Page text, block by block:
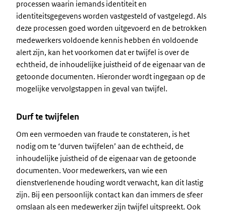
processen waarin iemands identiteit en
identiteitsgegevens worden vastgesteld of vastgelegd. Als
deze processen goed worden uitgevoerd en de betrokken
medewerkers voldoende kennis hebben én voldoende
alert zijn, kan het voorkomen dat er twijfel is over de
echtheid, de inhoudelijke juistheid of de eigenaar van de
getoonde documenten. Hieronder wordt ingegaan op de
mogelijke vervolgstappen in geval van twijfel.
Durf te twijfelen
Om een vermoeden van fraude te constateren, is het
nodig om te ‘durven twijfelen’ aan de echtheid, de
inhoudelijke juistheid of de eigenaar van de getoonde
documenten. Voor medewerkers, van wie een
dienstverlenende houding wordt verwacht, kan dit lastig
zijn. Bij een persoonlijk contact kan dan immers de sfeer
omslaan als een medewerker zijn twijfel uitspreekt. Ook